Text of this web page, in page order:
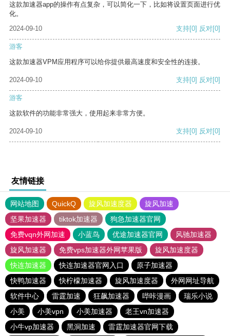
这款加速器app的操作有点复杂，可以简化一下，比如将设置页面进行优
化。
2024-09-10
支持[0] 反对[0]
游客
这款加速器VPM应用程序可以给你提供最高速度和安全性的连接。
2024-09-10 支持[0] 反对[0]
游客
这款软件的功能非常强大，使用起来非常方便。
2024-09-10 支持[0] 反对[0]
友情链接
网站地图 QuickQ 旋风加速度器
旋风加速
坚果加速器
tiktok加速器
狗急加速器官网
免费vqn外网加速
小蓝鸟 优途加速器官网
风驰加速器
旋风加速器
免费vps加速器外网苹果版
旋风加速度器
快连加速器
快连加速器官网入口
原子加速器
快鸭加速器
快柠檬加速器 旋风加速度器
外网网址导航
软件中心
雷霆加速 狂飙加速器 哔咔漫画
瑞乐小说
小美
小美vpn 小美加速器
老王vn加速器
小牛vp加速器
黑洞加速 雷霆加速器官网下载